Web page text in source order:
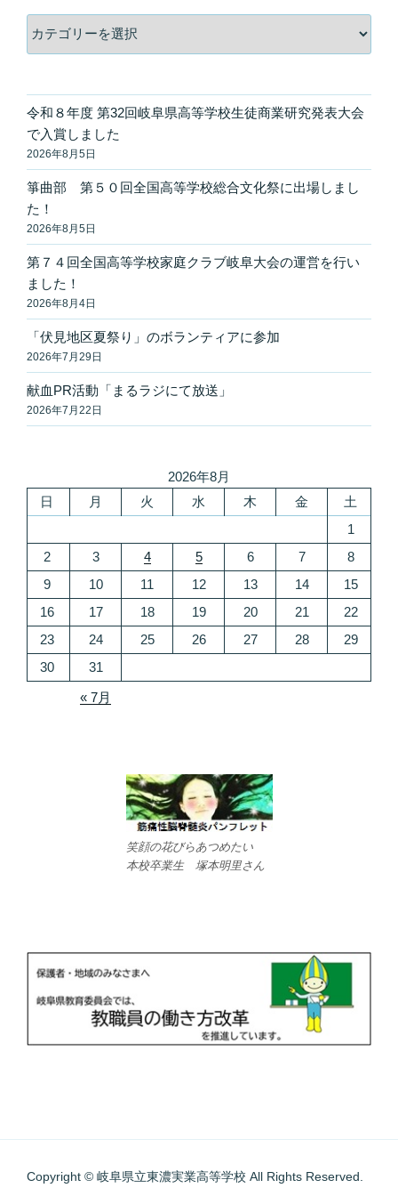
ー
令和８年度 第32回岐阜県高等学校生徒商業研究発表大会
で入賞しました
2026年8月5日
箏曲部 第５０回全国高等学校総合文化祭に出場しまし
た！
2026年8月5日
第７４回全国高等学校家庭クラブ岐阜大会の運営を行い
ました！
2026年8月4日
「伏見地区夏祭り」のボランティアに参加
2026年7月29日
献血PR活動「まるラジにて放送」
2026年7月22日
2026年8月
日
月 火 水 木 金
土
1
2
3 4 5 6 7
8
9
10 11 12 13 14
15
16
17 18 19 20 21
22
23
24 25 26 27 28
29
30
31
« 7月
笑顔の花びらあつめたい
本校卒業生 塚本明里さん
Copyright © 岐阜県立東濃実業高等学校 All Rights Reserved.